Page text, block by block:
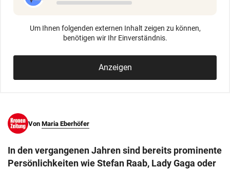
Um Ihnen folgenden externen Inhalt zeigen zu können,
benötigen wir Ihr Einverständnis.
Anzeigen
Von Maria Eberhöfer
In den vergangenen Jahren sind bereits prominente
Persönlichkeiten wie Stefan Raab, Lady Gaga oder